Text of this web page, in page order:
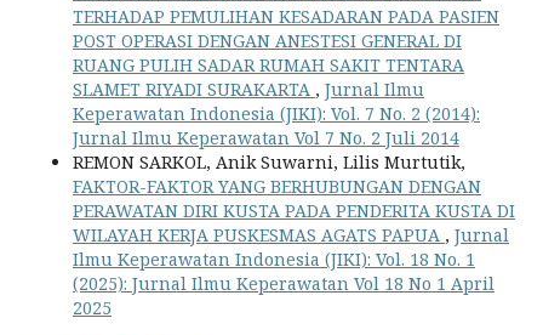
TERHADAP PEMULIHAN KESADARAN PADA PASIEN
POST OPERASI DENGAN ANESTESI GENERAL DI
RUANG PULIH SADAR RUMAH SAKIT TENTARA
SLAMET RIYADI SURAKARTA , Jurnal Ilmu
Keperawatan Indonesia (JIKI): Vol. 7 No. 2 (2014):
Jurnal Ilmu Keperawatan Vol 7 No. 2 Juli 2014
REMON SARKOL, Anik Suwarni, Lilis Murtutik,
FAKTOR-FAKTOR YANG BERHUBUNGAN DENGAN
PERAWATAN DIRI KUSTA PADA PENDERITA KUSTA DI
WILAYAH KERJA PUSKESMAS AGATS PAPUA , Jurnal
Ilmu Keperawatan Indonesia (JIKI): Vol. 18 No. 1
(2025): Jurnal Ilmu Keperawatan Vol 18 No 1 April
2025